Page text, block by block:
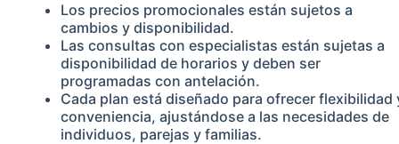
Los precios promocionales están sujetos a
cambios y disponibilidad.
Las consultas con especialistas están sujetas a
disponibilidad de horarios y deben ser
programadas con antelación.
Cada plan está diseñado para ofrecer flexibilidad
conveniencia, ajustándose a las necesidades de
individuos, parejas y familias.